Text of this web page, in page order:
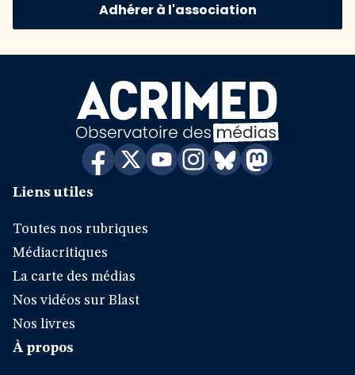
Adhérer à l'association
Liens utiles
Toutes nos rubriques
Médiacritiques
La carte des médias
Nos vidéos sur Blast
Nos livres
À propos